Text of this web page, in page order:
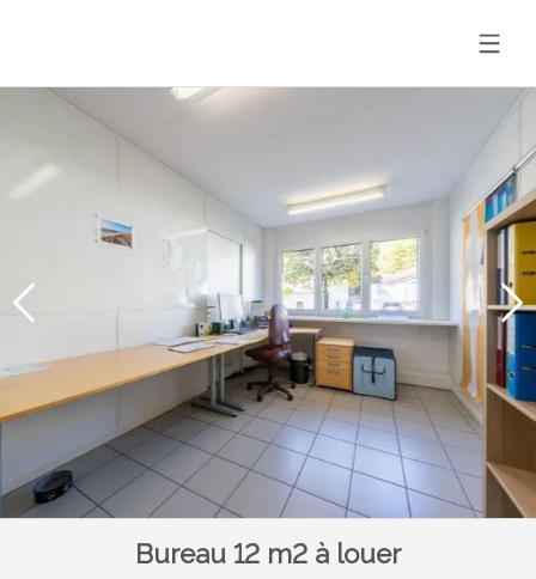
Bureau 12 m2 à louer